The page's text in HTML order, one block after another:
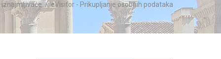
iznajmljivače/eVisitor - Prikupljanje osobnih podataka